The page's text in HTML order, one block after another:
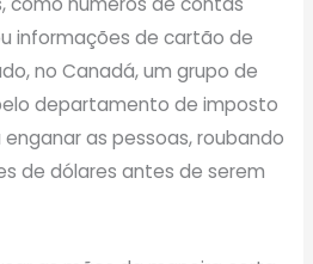
informações de cartão de
no Canadá, um grupo de
departamento de imposto
as pessoas, roubando
de dólares antes de serem